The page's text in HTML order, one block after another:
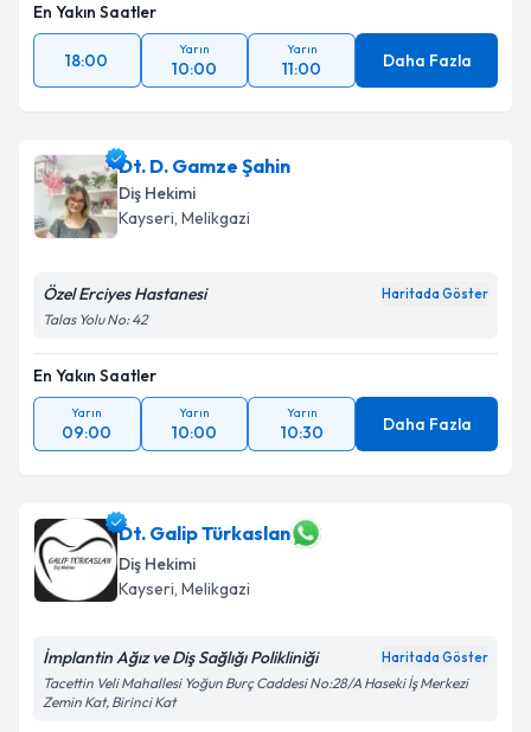
En Yakın Saatler
18:00
Yarın
10:00
Yarın
11:00 Daha Fazla
Dt. D. Gamze Şahin
Diş Hekimi
Kayseri, Melikgazi
Özel Erciyes Hastanesi Haritada Göster
Talas Yolu No: 42
En Yakın Saatler
Yarın
09:00
Yarın
10:00
Yarın
10:30 Daha Fazla
Dt. Galip Türkaslan
Diş Hekimi
Kayseri, Melikgazi
İmplantin Ağız ve Diş Sağlığı Polikliniği Haritada Göster
Tacettin Veli Mahallesi Yoğun Burç Caddesi No:28/A Haseki İş Merkezi
Zemin Kat, Birinci Kat